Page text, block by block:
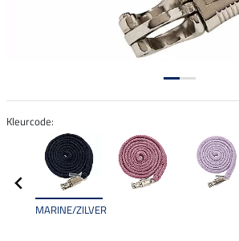
Kleurcode:
MARINE/ZILVER